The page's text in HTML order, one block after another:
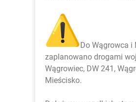
Do Wągrowca
zaplanowano drogami
Wągrowiec, DW 241,
Mieścisko.